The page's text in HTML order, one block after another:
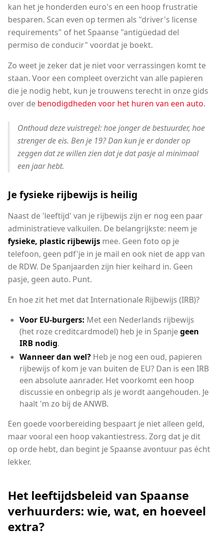
kan het je honderden euro's en een hoop frustratie
besparen. Scan even op termen als "driver's license
requirements" of het Spaanse "antigüedad del
permiso de conducir" voordat je boekt.
Zo weet je zeker dat je niet voor verrassingen komt te
staan. Voor een compleet overzicht van alle papieren
die je nodig hebt, kun je trouwens terecht in onze gids
over de benodigdheden voor het huren van een auto.
Onthoud deze vuistregel: hoe jonger de bestuurder, hoe
strenger de eis. Ben je 19? Dan kun je er donder op
zeggen dat ze willen zien dat je dat pasje al minimaal
een jaar hebt.
Je fysieke rijbewijs is heilig
Naast de 'leeftijd' van je rijbewijs zijn er nog een paar
administratieve valkuilen. De belangrijkste: neem je
fysieke, plastic rijbewijs mee. Geen foto op je
telefoon, geen pdf'je in je mail en ook niet de app van
de RDW. De Spanjaarden zijn hier keihard in. Geen
pasje, geen auto. Punt.
En hoe zit het met dat Internationale Rijbewijs (IRB)?
Voor EU-burgers: Met een Nederlands rijbewijs
(het roze creditcardmodel) heb je in Spanjegeen
IRB nodig.
Wanneer dan wel? Heb je nog een oud, papieren
rijbewijs of kom je van buiten de EU? Dan is een IRB
een absolute aanrader. Het voorkomt een hoop
discussie en onbegrip als je wordt aangehouden. Je
haalt 'm zo bij de ANWB.
Een goede voorbereiding bespaart je niet alleen geld,
maar vooral een hoop vakantiestress. Zorg dat je dit
op orde hebt, dan begint je Spaanse avontuur pas écht
lekker.
Het leeftijdsbeleid van Spaanse
verhuurders: wie, wat, en hoeveel
extra?